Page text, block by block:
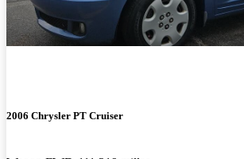
2006 Chrysler PT Cruiser